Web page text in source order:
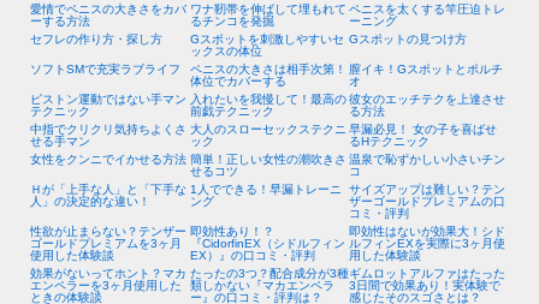
愛情でペニスの大きさをカバ
ーする方法
ワナ靭帯を伸ばして埋もれて
るチンコを発掘
ペニスを太くする竿圧迫トレ
ーニング
セフレの作り方・探し方
Gスポットを刺激しやすいセ
ックスの体位
Gスポットの見つけ方
ソフトSMで充実ラブライフ
ペニスの大きさは相手次第！
体位でカバーする
膣イキ！Gスポットとポルチ
オ
ピストン運動ではない手マン
テクニック
入れたいを我慢して！最高の
前戯テクニック
彼女のエッチテクを上達させ
る方法
中指でクリクリ気持ちよくさ
せる手マン
大人のスローセックステクニ
ック
早漏必見！ 女の子を喜ばせ
るHテクニック
女性をクンニでイかせる方法 簡単！正しい女性の潮吹きさ
せるコツ
温泉で恥ずかしい小さいチン
コ
Ｈが「上手な人」と「下手な
人」の決定的な違い！
1人でできる！早漏トレーニ
ング
サイズアップは難しい？テン
ザーゴールドプレミアムの口
コミ・評判
性欲が止まらない？テンザー
ゴールドプレミアムを3ヶ月
使用した体験談
即効性あり！？
『CidorfinEX（シドルフィン
EX）』の口コミ・評判
即効性はないが効果大！シド
ルフィンEXを実際に3ヶ月使
用した体験談
効果がないってホント？マカ
エンペラーを3ヶ月使用した
ときの体験談
たったの3つ？配合成分が3種
類しかない『マカエンペラ
ー』の口コミ・評判は？
ギムロットアルファはたった
3日間で効果あり！実体験で
感じたそのスゴさとは？